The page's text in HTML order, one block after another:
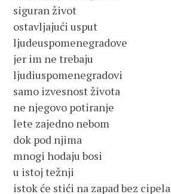
siguran život
ostavljajući usput
ljudeuspomenegradove
jer im ne trebaju
ljudiuspomenegradovi
samo izvesnost života
ne njegovo potiranje
lete zajedno nebom
dok pod njima
mnogi hodaju bosi
u istoj težnji
istok će stići na zapad bez cipela